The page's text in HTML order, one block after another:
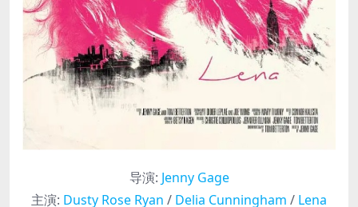
导演: Jenny Gage
主演: Dusty Rose Ryan / Delia Cunningham / Lena